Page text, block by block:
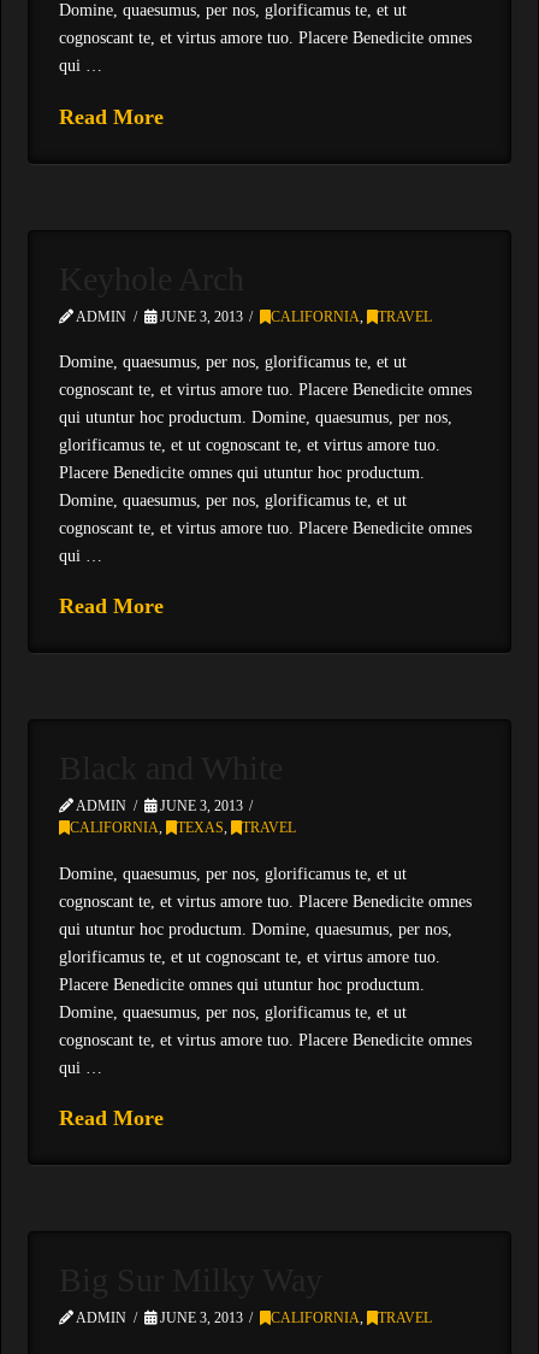
Domine, quaesumus, per nos, glorificamus te, et ut
cognoscant te, et virtus amore tuo. Placere Benedicite omnes
qui …
Read More
ADMIN JUNE 3, 2013 CALIFORNIA , TRAVEL
Domine, quaesumus, per nos, glorificamus te, et ut
cognoscant te, et virtus amore tuo. Placere Benedicite omnes
qui utuntur hoc productum. Domine, quaesumus, per nos,
glorificamus te, et ut cognoscant te, et virtus amore tuo.
Placere Benedicite omnes qui utuntur hoc productum.
Domine, quaesumus, per nos, glorificamus te, et ut
cognoscant te, et virtus amore tuo. Placere Benedicite omnes
qui …
Read More
ADMIN
JUNE 3, 2013
CALIFORNIA, TEXAS, TRAVEL
Domine, quaesumus, per nos, glorificamus te, et ut
cognoscant te, et virtus amore tuo. Placere Benedicite omnes
qui utuntur hoc productum. Domine, quaesumus, per nos,
glorificamus te, et ut cognoscant te, et virtus amore tuo.
Placere Benedicite omnes qui utuntur hoc productum.
Domine, quaesumus, per nos, glorificamus te, et ut
cognoscant te, et virtus amore tuo. Placere Benedicite omnes
qui …
Read More
ADMIN JUNE 3, 2013 CALIFORNIA, TRAVEL